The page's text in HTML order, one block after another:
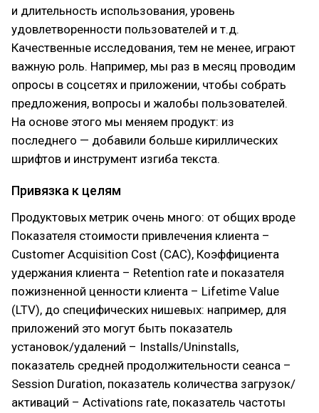
и длительность использования, уровень
удовлетворенности пользователей и т.д.
Качественные исследования, тем не менее, играют
важную роль. Например, мы раз в месяц проводим
опросы в соцсетях и приложении, чтобы собрать
предложения, вопросы и жалобы пользователей.
На основе этого мы меняем продукт: из
последнего — добавили больше кириллических
шрифтов и инструмент изгиба текста.
Привязка к целям
Продуктовых метрик очень много: от общих вроде
Показателя стоимости привлечения клиента –
Customer Acquisition Cost (CAC), Коэффициента
удержания клиента – Retention rate и показателя
пожизненной ценности клиента – Lifetime Value
(LTV), до специфических нишевых: например, для
приложений это могут быть показатель
установок/удалений – Installs/Uninstalls,
показатель средней продолжительности сеанса –
Session Duration, показатель количества загрузок/
активаций – Activations rate, показатель частоты